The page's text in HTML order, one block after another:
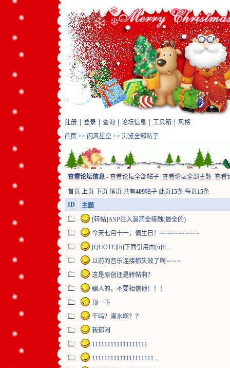
注册 登录 查询 论坛信息 工具箱
风格
首页 >> 闪风星空 >> 浏览全部帖子
查看论坛信息 - 查看论坛全部帖子 查看论坛全部主题 查看
首页 上页 下页 尾页 共有409帖子 此页15条 每页15条
ID
主题
[转帖]ASP注入漏洞全接触(最全的)
今天七月十一，偶生日！~~~~~~~~~~~
[QUOTE][b]下面引用由[u]fl...
以前的音乐连接都失效了啊~~~~
这是原创还是转帖啊？
骗人的，不要相信他！！！
顶一下
干吗？灌水啊？？
我郁闷
111111111111111111
11111111111111111111...